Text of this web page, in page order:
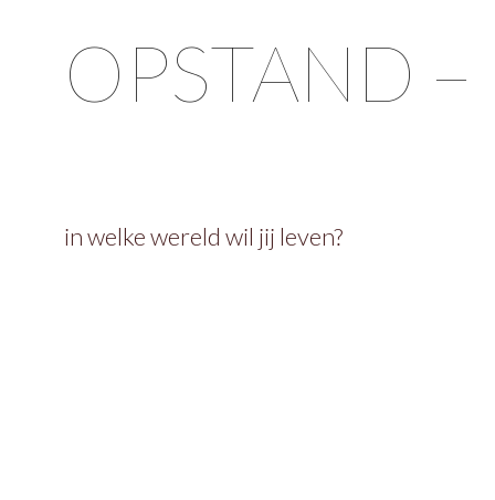
OPSTAND –
in welke wereld wil jij leven?